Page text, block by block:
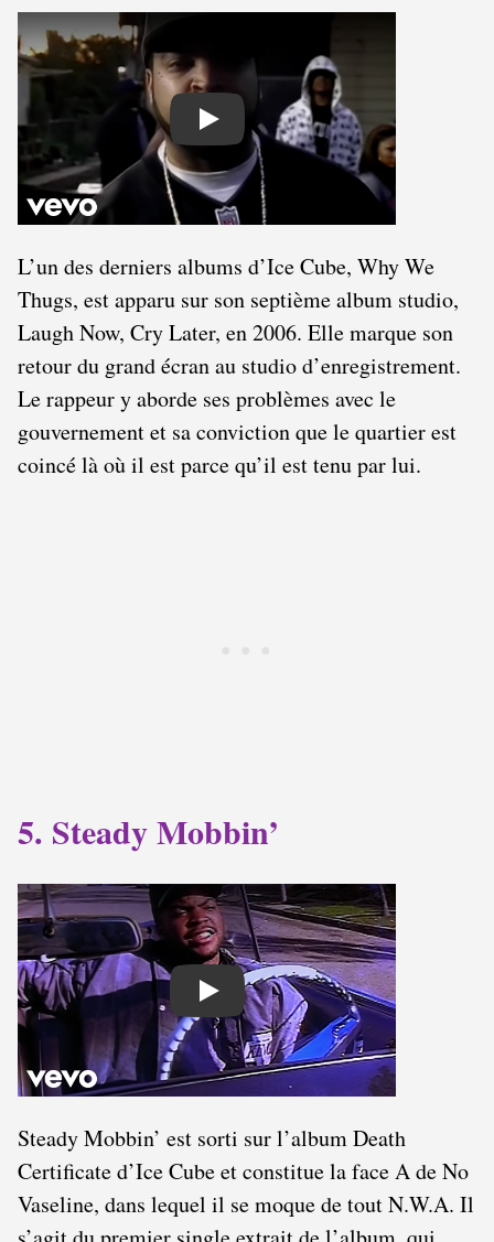
Play
L’un des derniers albums d’Ice Cube, Why We
Thugs, est apparu sur son septième album studio,
Laugh Now, Cry Later, en 2006. Elle marque son
retour du grand écran au studio d’enregistrement.
Le rappeur y aborde ses problèmes avec le
gouvernement et sa conviction que le quartier est
coincé là où il est parce qu’il est tenu par lui.
5. Steady Mobbin’
Play
Steady Mobbin’ est sorti sur l’album Death
Certificate d’Ice Cube et constitue la face A de No
Vaseline, dans lequel il se moque de tout N.W.A. Il